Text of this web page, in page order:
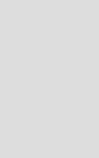
زيارة رسمية
الكوكايين بمطار